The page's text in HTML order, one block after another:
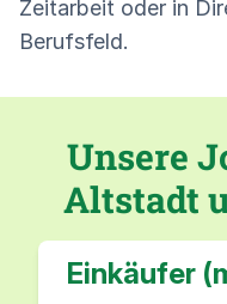
Zeitarbeit oder in
Berufsfeld.
Unsere
Altstadt
Einkäufer